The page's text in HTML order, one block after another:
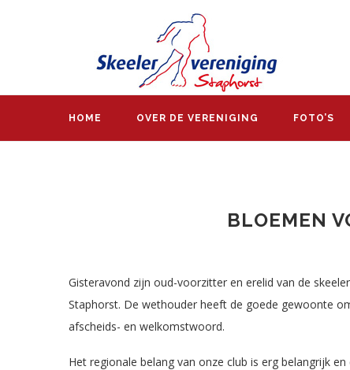
HOME OVER DE VERENIGING FOTO’S
BLOEMEN
Gisteravond zijn oud-voorzitter en erelid van de
Staphorst. De wethouder heeft de goede gewoonte
afscheids- en welkomstwoord.
Het regionale belang van onze club is erg belangrijk